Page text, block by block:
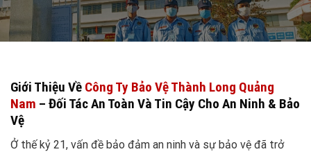
Giới Thiệu Về Công Ty Bảo Vệ Thành Long Quảng
Nam – Đối Tác An Toàn Và Tin Cậy Cho An Ninh & Bảo
Vệ
Ở thế kỷ 21, vấn đề bảo đảm an ninh và sự bảo vệ đã trở